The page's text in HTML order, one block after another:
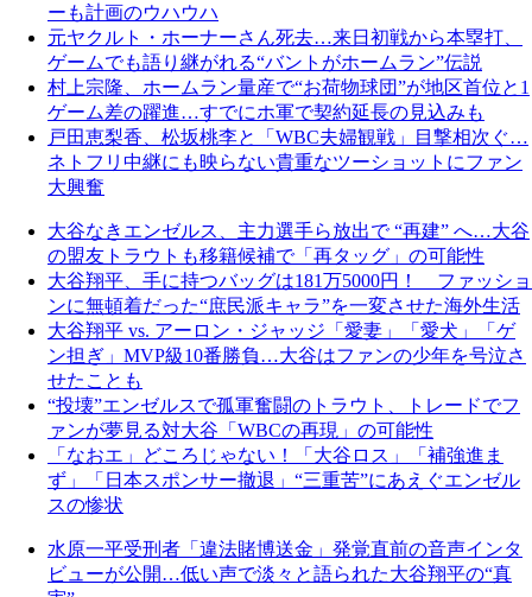
ーも計画のウハウハ
元ヤクルト・ホーナーさん死去…来日初戦から本塁打、
ゲームでも語り継がれる“バントがホームラン”伝説
村上宗隆、ホームラン量産で“お荷物球団”が地区首位と1
ゲーム差の躍進…すでにホ軍で契約延長の見込みも
戸田恵梨香、松坂桃李と「WBC夫婦観戦」目撃相次ぐ…
ネトフリ中継にも映らない貴重なツーショットにファン
大興奮
大谷なきエンゼルス、主力選手ら放出で “再建” へ…大谷
の盟友トラウトも移籍候補で「再タッグ」の可能性
大谷翔平、手に持つバッグは181万5000円！ ファッショ
ンに無頓着だった“庶民派キャラ”を一変させた海外生活
大谷翔平 vs. アーロン・ジャッジ「愛妻」「愛犬」「ゲ
ン担ぎ」MVP級10番勝負…大谷はファンの少年を号泣さ
せたことも
“投壊”エンゼルスで孤軍奮闘のトラウト、トレードでフ
ァンが夢見る対大谷「WBCの再現」の可能性
「なおエ」どころじゃない！「大谷ロス」「補強進ま
ず」「日本スポンサー撤退」“三重苦”にあえぐエンゼル
スの惨状
水原一平受刑者「違法賭博送金」発覚直前の音声インタ
ビューが公開…低い声で淡々と語られた大谷翔平の“真